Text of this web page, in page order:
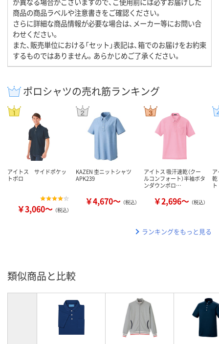
商品の商品ラベルや注意書きをご確認ください。
さらに詳細な商品情報が必要な場合は、メーカー等にお問い合
わせください。
また、販売単位における「セット」表記は、箱でのお届けをお約束
するものではありません。あらかじめご了承ください。
ポロシャツの売れ筋ランキング
アイトス サイドポケッ
トポロ
￥3,060～ （税込）
KAZEN 杢ニットシャツ
APK239
￥4,670～ （税込）
アイトス 吸汗速乾（クー
ルコンフォート）半袖ボタ
ンダウンポロ…
￥2,696～ （税込）
ア
ランキングをもっと見る
類似商品と比較